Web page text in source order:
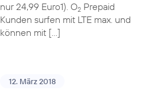
nur 24,99 Euro1). O2Prepaid
Kunden surfen mit LTE max. und
können mit […]
12. März 2018